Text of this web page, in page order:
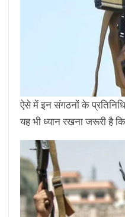
ऐसे में इन संगठनों के
यह भी ध्यान रखना जरूरी है